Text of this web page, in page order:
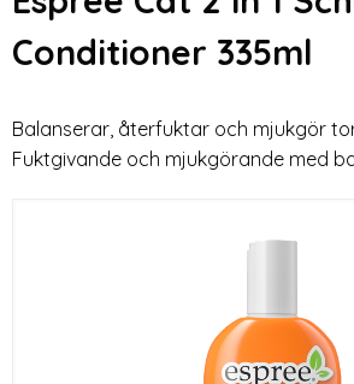
Conditioner 335ml
​Balanserar, återfuktar och mjukgör
Fuktgivande och mjukgörande med